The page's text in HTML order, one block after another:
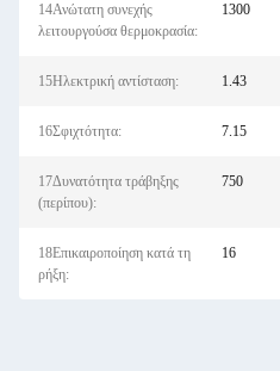
14Ανώτατη συνεχής
λειτουργούσα θερμοκρασία:
1300
15Ηλεκτρική αντίσταση: 1.43
16Σφιχτότητα: 7.15
17Δυνατότητα τράβηξης
(περίπου):
750
18Επικαιροποίηση κατά τη
ρήξη:
16